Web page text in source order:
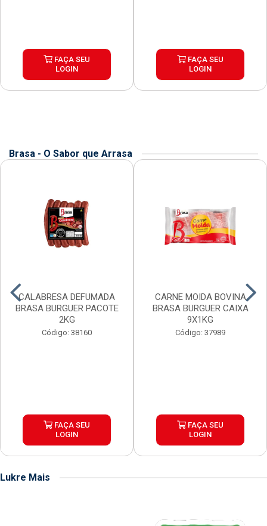
FAÇA SEU
LOGIN
FAÇA SEU
LOGIN
Brasa - O Sabor que Arrasa
CALABRESA DEFUMADA
BRASA BURGUER PACOTE
2KG
Código: 38160
FAÇA SEU
LOGIN
CARNE MOIDA BOVINA
BRASA BURGUER CAIXA
9X1KG
Código: 37989
FAÇA SEU
LOGIN
Lukre Mais